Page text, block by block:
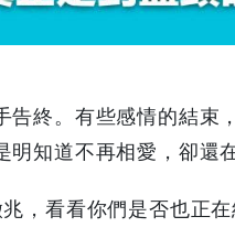
告終。有些感情的結束
知道不再相愛，卻還在
，看看你們是否也正在